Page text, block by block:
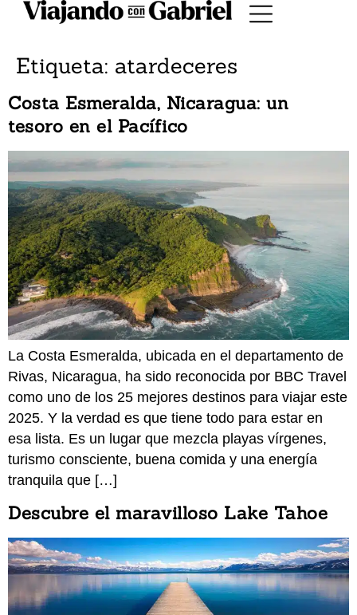
Etiqueta: atardeceres
Costa Esmeralda, Nicaragua: un
tesoro en el Pacífico
La Costa Esmeralda, ubicada en el departamento de
Rivas, Nicaragua, ha sido reconocida por BBC Travel
como uno de los 25 mejores destinos para viajar este
2025. Y la verdad es que tiene todo para estar en
esa lista. Es un lugar que mezcla playas vírgenes,
turismo consciente, buena comida y una energía
tranquila que […]
Descubre el maravilloso Lake Tahoe